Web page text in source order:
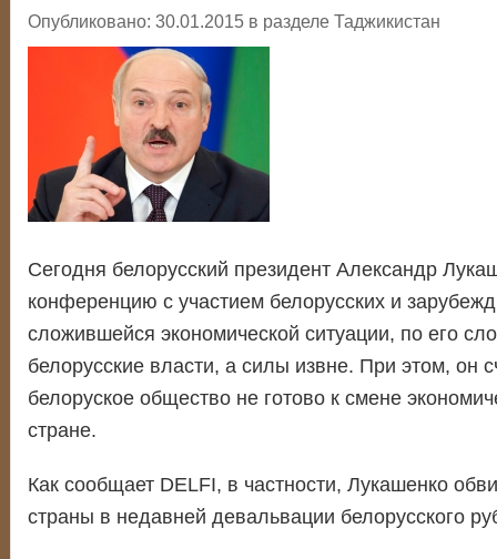
Опубликовано: 30.01.2015 в разделе Таджикистан
Сегодня белорусский президент Александр
конференцию с участием белорусских и
сложившейся экономической ситуации, по его
белорусские власти, а силы извне. При этом, он
белоруское общество не готово к смене
стране.
Как сообщает DELFI, в частности, Лукашенко
страны в недавней девальвации белорусского